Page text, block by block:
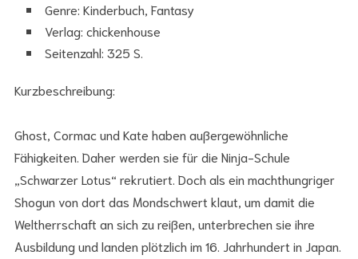
Genre: Kinderbuch, Fantasy
Verlag: chickenhouse
Seitenzahl: 325 S.
Kurzbeschreibung:
Ghost, Cormac und Kate haben außergewöhnliche
Fähigkeiten. Daher werden sie für die Ninja-Schule
„Schwarzer Lotus“ rekrutiert. Doch als ein machthungriger
Shogun von dort das Mondschwert klaut, um damit die
Weltherrschaft an sich zu reißen, unterbrechen sie ihre
Ausbildung und landen plötzlich im 16. Jahrhundert in Japan.